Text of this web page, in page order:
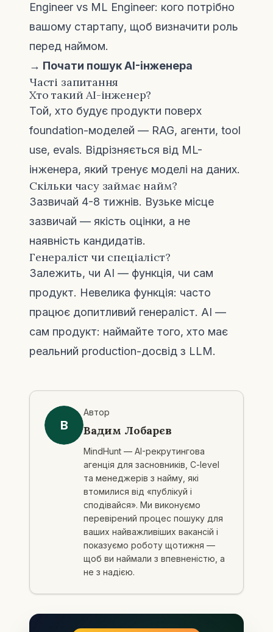
Engineer vs ML Engineer: кого потрібно
вашому стартапу, щоб визначити роль
перед наймом.
→ Почати пошук AI-інженера
Часті запитання
Хто такий AI-інженер?
Той, хто будує продукти поверх
foundation-моделей — RAG, агенти, tool
use, evals. Відрізняється від ML-
інженера, який тренує моделі на даних.
Скільки часу займає найм?
Зазвичай 4-8 тижнів. Вузьке місце
зазвичай — якість оцінки, а не
наявність кандидатів.
Генераліст чи спеціаліст?
Залежить, чи AI — функція, чи сам
продукт. Невелика функція: часто
працює допитливий генераліст. AI —
сам продукт: наймайте того, хто має
реальний production-досвід з LLM.
В
Автор
Вадим Лобарєв
MindHunt — AI-рекрутингова
агенція для засновників, C-level
та менеджерів з найму, які
втомилися від «публікуй і
сподівайся». Ми виконуємо
перевірений процес пошуку для
ваших найважливіших вакансій і
показуємо роботу щотижня —
щоб ви наймали з впевненістю, а
не з надією.